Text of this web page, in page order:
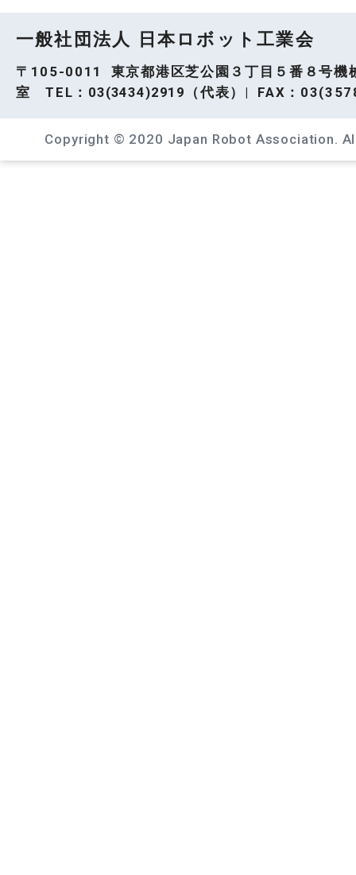
一般社団法人 日本ロボット工業会
〒105-0011 東京都港区芝公園３丁目５番８号機
室 TEL： 03(3434)2919 （代表）| FAX：
Copyright © 2020 Japan Robot Association.